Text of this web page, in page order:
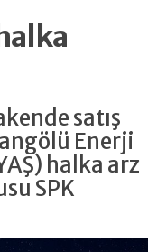
satış
Enerji
halka arz
SPK